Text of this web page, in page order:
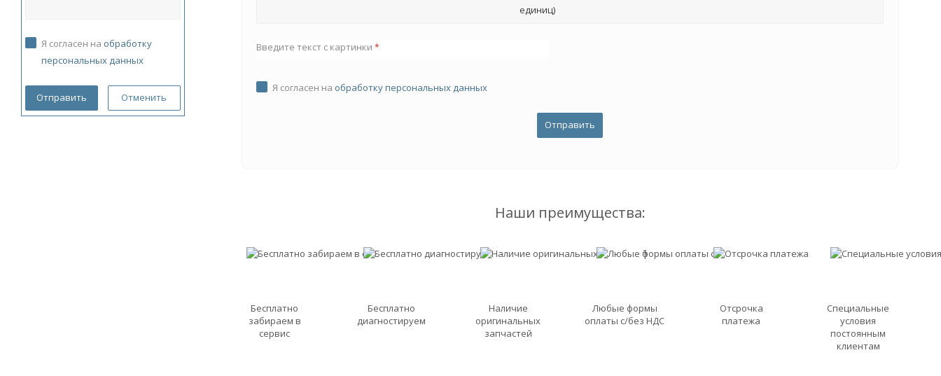
единиц)
Введите текст с картинки *
Я согласен на обработку персональных данных
Наши преимущества:
Бесплатно
забираем в
сервис
Бесплатно
диагностируем
Наличие
оригинальных
запчастей
Любые формы
оплаты с/без НДС
Отсрочка
платежа
Специальные
условия
постоянным
клиентам
Я согласен на обработку
персональных данных
Отменить